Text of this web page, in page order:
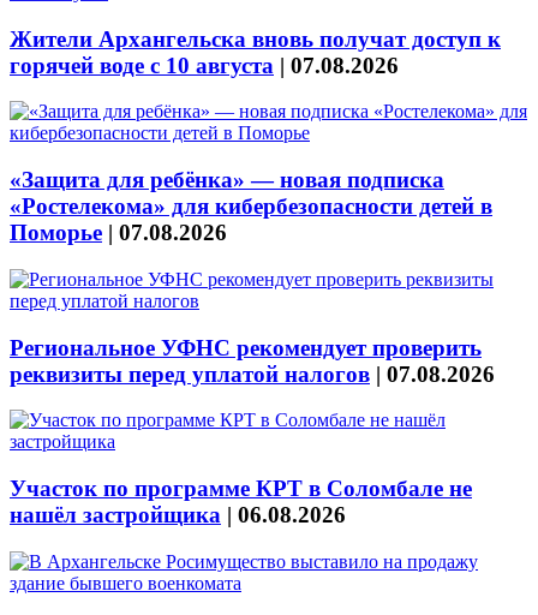
Жители Архангельска вновь получат доступ к
горячей воде с 10 августа | 07.08.2026
«Защита для ребёнка» — новая подписка
«Ростелекома» для кибербезопасности детей в
Поморье | 07.08.2026
Региональное УФНС рекомендует проверить
реквизиты перед уплатой налогов | 07.08.2026
Участок по программе КРТ в Соломбале не
нашёл застройщика | 06.08.2026